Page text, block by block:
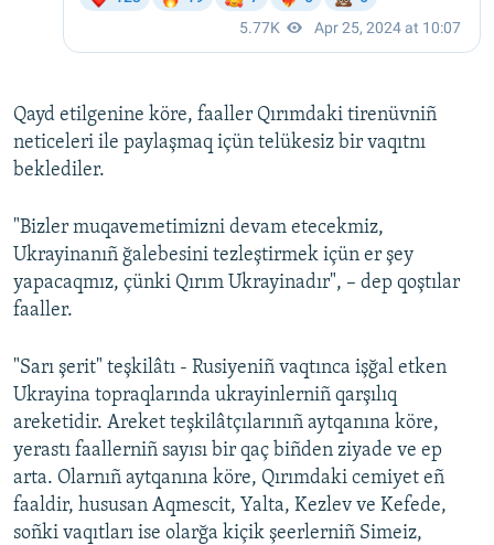
Qayd etilgenine köre, faaller Qırımdaki tirenüvniñ
neticeleri ile paylaşmaq içün telükesiz bir vaqıtnı
beklediler.
"Bizler muqavemetimizni devam etecekmiz,
Ukrayinanıñ ğalebesini tezleştirmek içün er şey
yapacaqmız, çünki Qırım Ukrayinadır", – dep qoştılar
faaller.
"Sarı şerit" teşkilâtı - Rusiyeniñ vaqtınca işğal etken
Ukrayina topraqlarında ukrayinlerniñ qarşılıq
areketidir. Areket teşkilâtçılarınıñ aytqanına köre,
yerastı faallerniñ sayısı bir qaç biñden ziyade ve ep
arta. Olarnıñ aytqanına köre, Qırımdaki cemiyet eñ
faaldir, hususan Aqmescit, Yalta, Kezlev ve Kefede,
soñki vaqıtları ise olarğa kiçik şeerlerniñ Simeiz,